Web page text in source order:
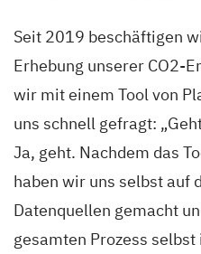
Seit 2019 beschäftigen
Erhebung unserer CO2-
wir mit einem Tool von
uns schnell gefragt:
Ja, geht. Nachdem das
haben wir uns selbst auf
Datenquellen gemacht
gesamten Prozess